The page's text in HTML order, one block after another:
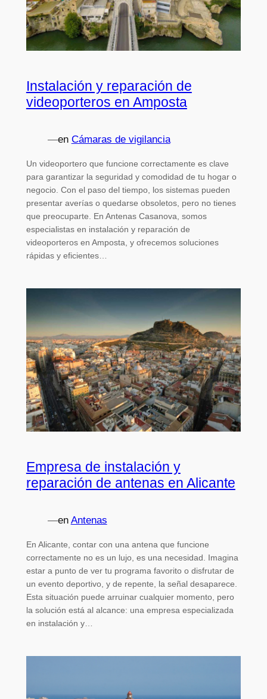
Instalación y reparación de
videoporteros en Amposta
—en Cámaras de vigilancia
Un videoportero que funcione correctamente es clave
para garantizar la seguridad y comodidad de tu hogar o
negocio. Con el paso del tiempo, los sistemas pueden
presentar averías o quedarse obsoletos, pero no tienes
que preocuparte. En Antenas Casanova, somos
especialistas en instalación y reparación de
videoporteros en Amposta, y ofrecemos soluciones
rápidas y eficientes…
Empresa de instalación y
reparación de antenas en Alicante
—en Antenas
En Alicante, contar con una antena que funcione
correctamente no es un lujo, es una necesidad. Imagina
estar a punto de ver tu programa favorito o disfrutar de
un evento deportivo, y de repente, la señal desaparece.
Esta situación puede arruinar cualquier momento, pero
la solución está al alcance: una empresa especializada
en instalación y…